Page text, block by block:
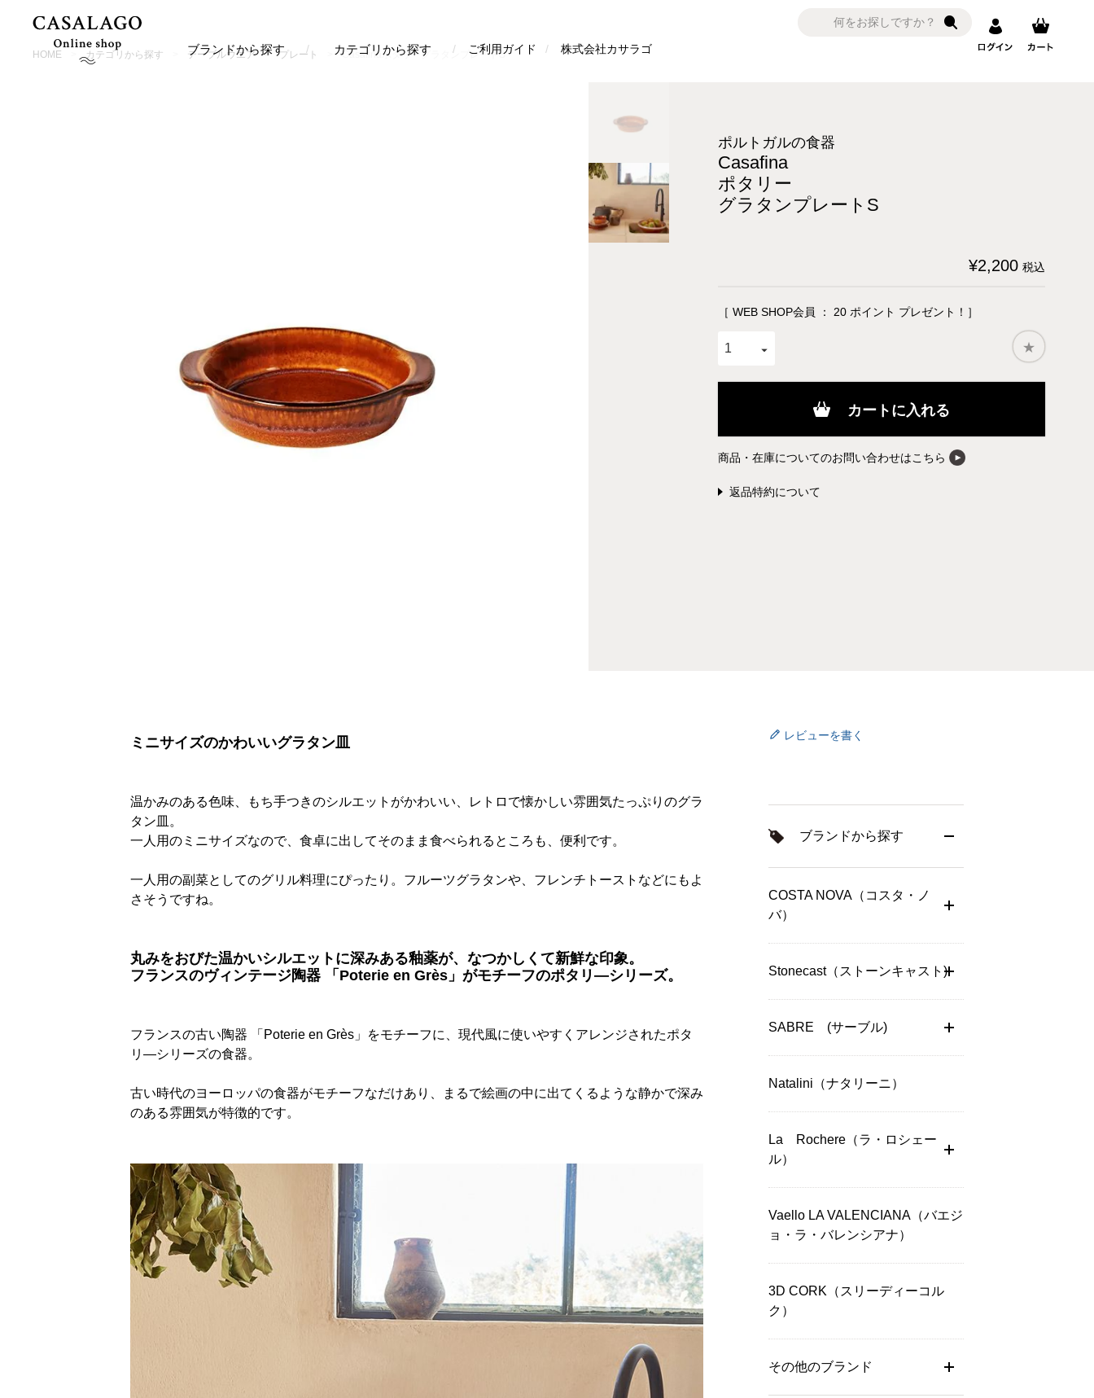
ブランドから探す カテゴリから探す ご利用ガイド 株式会社カサラゴ
HOME カテゴリから探す テーブルウエア プレート CasafinaポタリーグラタンプレートS
ポルトガルの食器
Casafina
ポタリー
グラタンプレートS
¥2,200 税込
［ WEB SHOP会員 ： 20 ポイント プレゼント！］
カートに入れる
商品・在庫についてのお問い合わせはこちら
返品特約について
ミニサイズのかわいいグラタン皿
温かみのある色味、もち手つきのシルエットがかわいい、レトロで懐かしい雰囲気たっぷりのグラ
タン皿。
一人用のミニサイズなので、食卓に出してそのまま食べられるところも、便利です。
一人用の副菜としてのグリル料理にぴったり。フルーツグラタンや、フレンチトーストなどにもよ
さそうですね。
丸みをおびた温かいシルエットに深みある釉薬が、なつかしくて新鮮な印象。
フランスのヴィンテージ陶器 「Poterie en Grès」がモチーフのポタリ―シリーズ。
フランスの古い陶器 「Poterie en Grès」をモチーフに、現代風に使いやすくアレンジされたポタ
リ―シリーズの食器。
古い時代のヨーロッパの食器がモチーフなだけあり、まるで絵画の中に出てくるような静かで深み
のある雰囲気が特徴的です。
レビューを書く
ブランドから探す
COSTA NOVA（コスタ・ノ
バ）
Stonecast（ストーンキャスト)
SABRE (サーブル)
Natalini（ナタリーニ）
La Rochere（ラ・ロシェー
ル）
Vaello LA VALENCIANA（バエジ
ョ・ラ・バレンシアナ）
3D CORK（スリーディーコル
ク）
その他のブランド